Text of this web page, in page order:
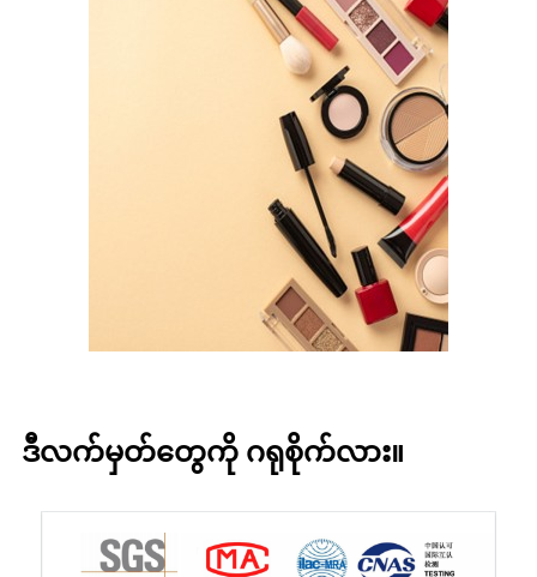
ဒီလက်မှတ်တွေကို ဂရုစိုက်လား။